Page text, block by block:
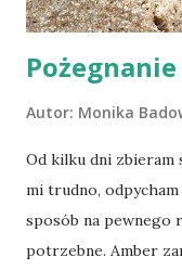
Pożegnanie
Autor: Monika
Od kilku dni zbieram
mi trudno, odpycham
sposób na pewnego
potrzebne. Amber